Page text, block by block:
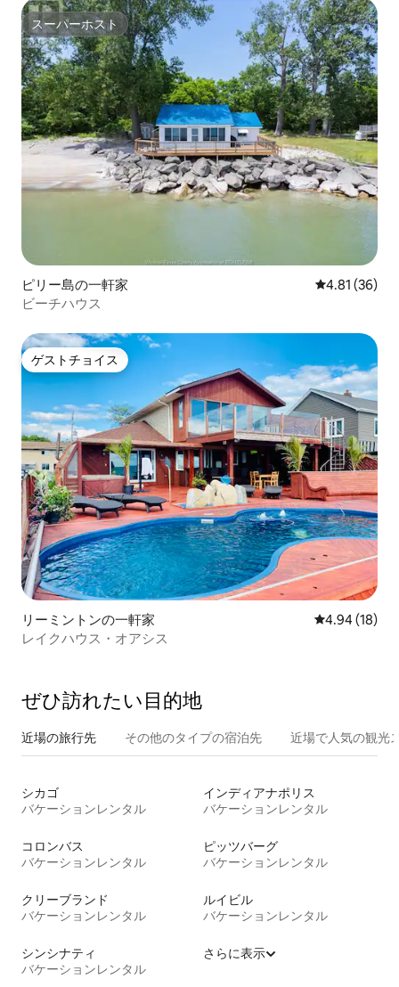
スーパーホスト
スーパーホスト
ピリー島の一軒家 レビュー36
4.81 (36)
ビーチハウス
ゲストチョイス
ゲストチョイス
リーミントンの一軒家 レビュー18
4.94 (18)
レイクハウス・オアシス
ぜひ訪⁠れ⁠た⁠い目⁠的⁠地
近場の旅行先 その他のタ⁠イ⁠プ⁠の宿⁠泊⁠先 近場で人気の観光
シカゴ
バケーションレンタル
インディアナポリス
バケーションレンタル
コロンバス
バケーションレンタル
ピッツバーグ
バケーションレンタル
クリーブランド
バケーションレンタル
ルイビル
バケーションレンタル
シンシナティ
バケーションレンタル
さらに表示